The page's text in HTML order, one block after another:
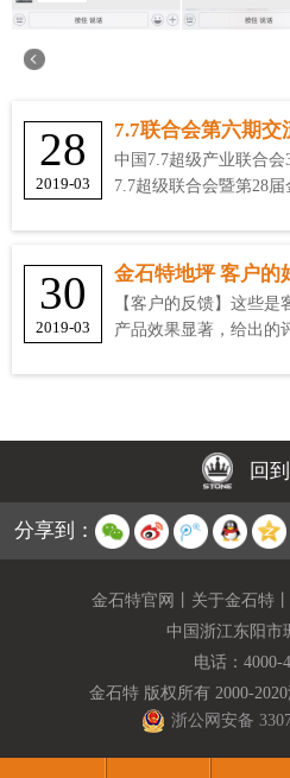
28
2019-03
7.7联合会第六期交
中国7.7超级产业联合会
7.7超级联合会暨第28届
30
2019-03
金石特地坪 客户的
【客户的反馈】这些是
产品效果显著，给出的
回
分享到：
金石特官网 关于金石特
中国浙江东阳市
电话： 4000-
金石特 版权所有 2000-2020
浙公网安备